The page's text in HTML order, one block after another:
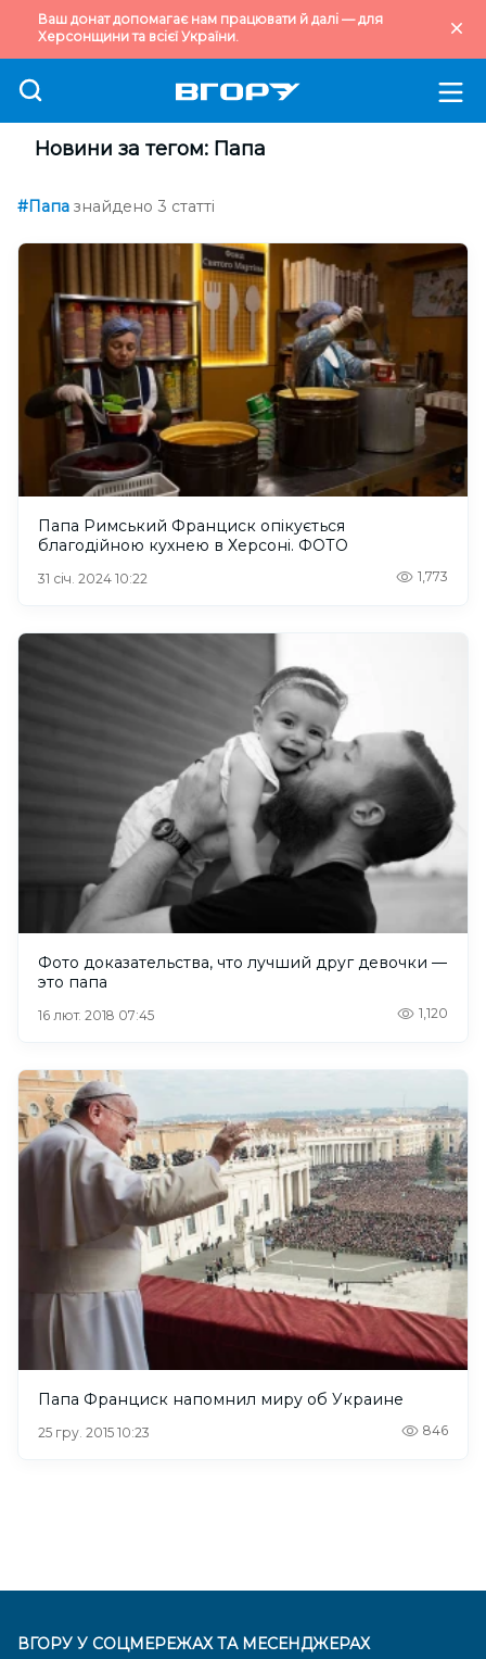
Ваш донат допомагає нам працювати й далі — для
Херсонщини та всієї України.
Новини за тегом: Папа
#Папа знайдено 3 статті
Папа Римський Франциск опікується
благодійною кухнею в Херсоні. ФОТО
31 січ. 2024 10:22 1,773
Фото доказательства, что лучший друг девочки —
это папа
16 лют. 2018 07:45 1,120
Папа Франциск напомнил миру об Украине
25 гру. 2015 10:23 846
ВГОРУ У СОЦМЕРЕЖАХ ТА МЕСЕНДЖЕРАХ